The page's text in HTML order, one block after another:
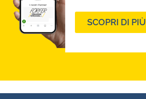
SCOPRI DI PIÙ